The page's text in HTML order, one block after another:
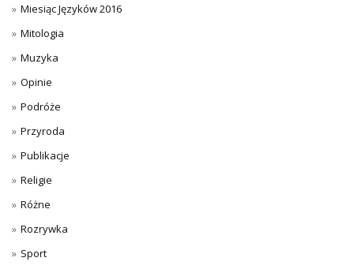
Miesiąc Języków 2016
Mitologia
Muzyka
Opinie
Podróże
Przyroda
Publikacje
Religie
Różne
Rozrywka
Sport